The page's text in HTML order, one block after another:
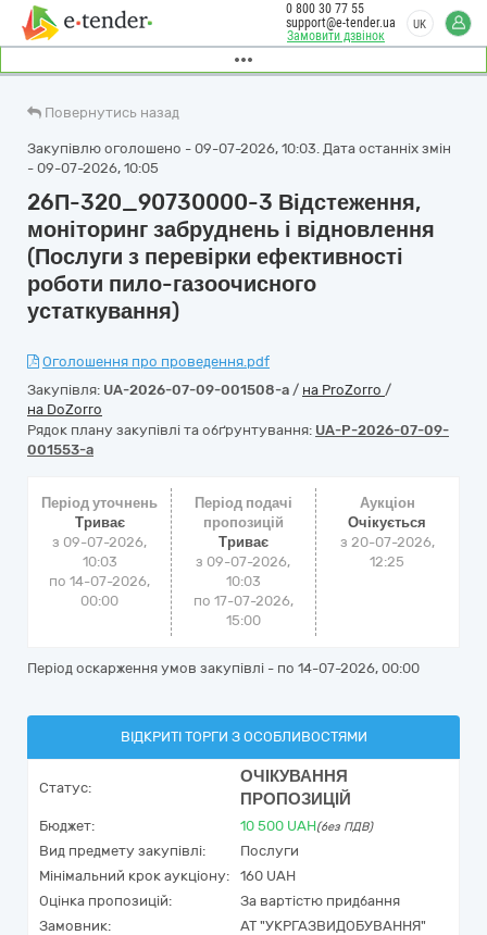
Замовити дзвінок
0 800 30 77 55
support@e-tender.ua
UK
Повернутись назад
Закупівлю оголошено - 09-07-2026, 10:03. Дата останніх змін
- 09-07-2026, 10:05
26П-320_90730000-3 Відстеження,
моніторинг забруднень і відновлення
(Послуги з перевірки ефективності
роботи пило-газоочисного
устаткування)
Оголошення про проведення.pdf
Закупівля: UA-2026-07-09-001508-a / на ProZorro /
на DoZorro
Рядок плану закупівлі та обґрунтування: UA-P-2026-07-09-
001553-a
Період уточнень
Триває
з 09-07-2026,
10:03
по 14-07-2026,
00:00
Період подачі
пропозицій
Триває
з 09-07-2026,
10:03
по 17-07-2026,
15:00
Аукціон
Очікується
з 20-07-2026,
12:25
Період оскарження умов закупівлі - по 14-07-2026, 00:00
ВІДКРИТІ ТОРГИ З ОСОБЛИВОСТЯМИ
Статус:
ОЧІКУВАННЯ
ПРОПОЗИЦІЙ
Бюджет: 10 500 UAH(без ПДВ)
Вид предмету закупівлі:
Послуги
Мінімальний крок аукціону:
160 UAH
Оцінка пропозицій:
За вартістю придбання
Замовник:
АТ "УКРГАЗВИДОБУВАННЯ"